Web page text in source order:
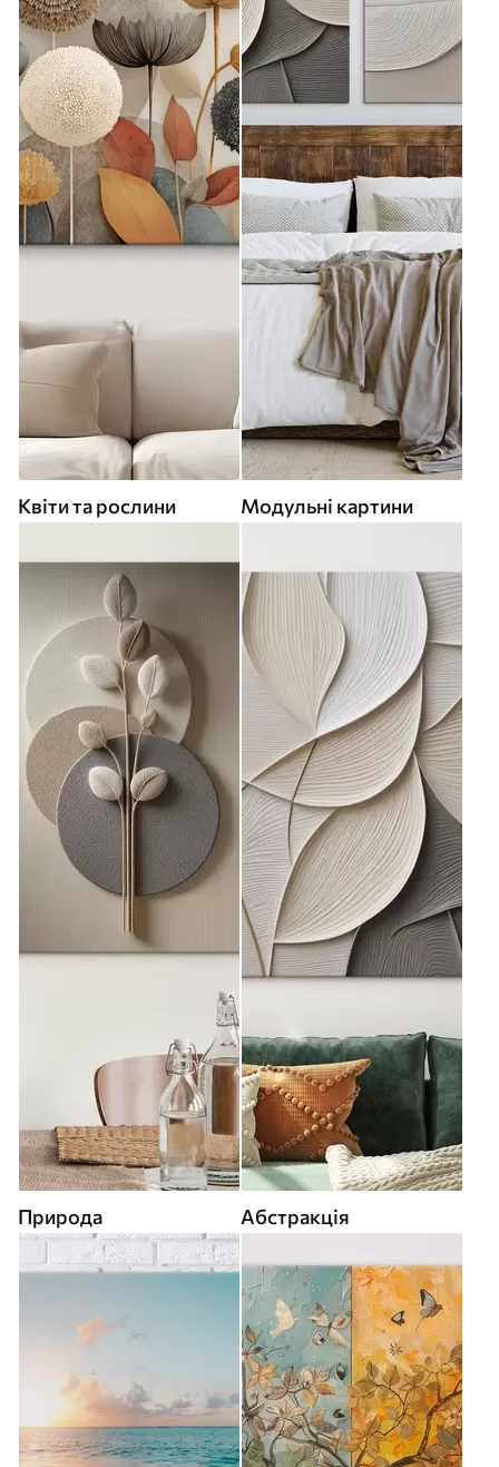
Квіти та рослини Модульні картини
Природа Абстракція